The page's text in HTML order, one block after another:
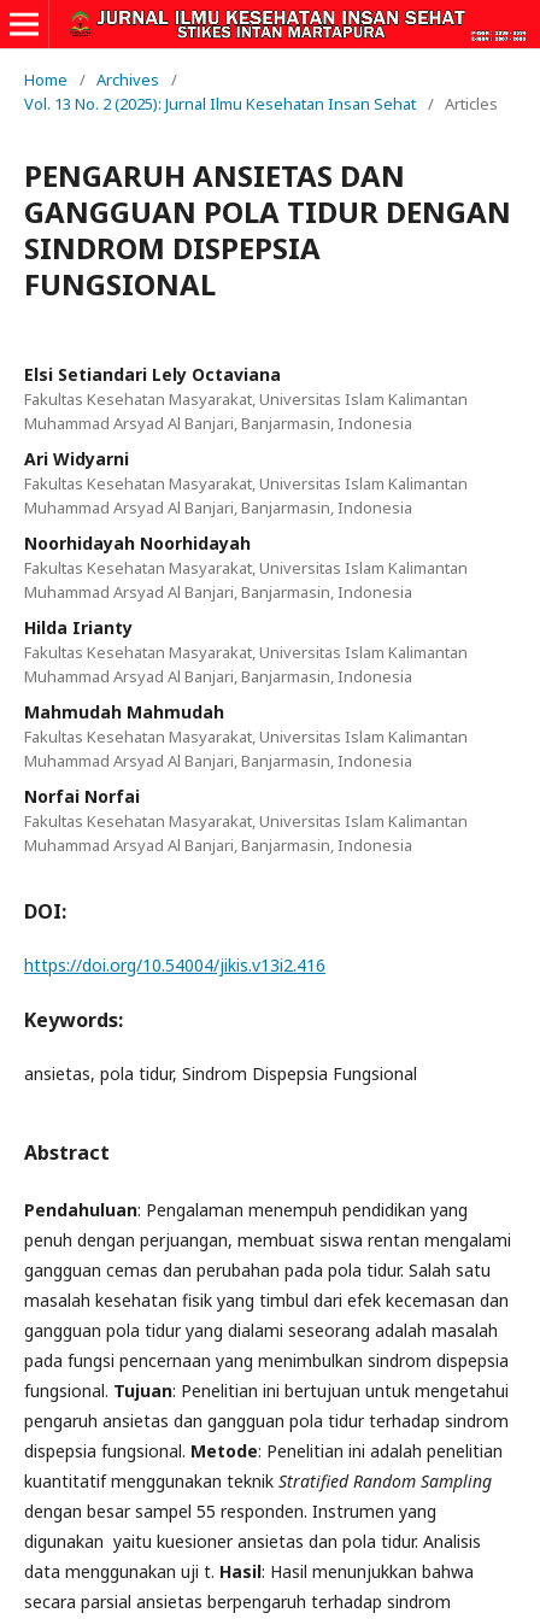
Home / Archives
/
Vol. 13 No. 2 (2025): Jurnal Ilmu Kesehatan Insan Sehat / Articles
PENGARUH ANSIETAS DAN
GANGGUAN POLA TIDUR DENGAN
SINDROM DISPEPSIA
FUNGSIONAL
Elsi Setiandari Lely Octaviana
Fakultas Kesehatan Masyarakat, Universitas Islam Kalimantan
Muhammad Arsyad Al Banjari, Banjarmasin, Indonesia
Ari Widyarni
Fakultas Kesehatan Masyarakat, Universitas Islam Kalimantan
Muhammad Arsyad Al Banjari, Banjarmasin, Indonesia
Noorhidayah Noorhidayah
Fakultas Kesehatan Masyarakat, Universitas Islam Kalimantan
Muhammad Arsyad Al Banjari, Banjarmasin, Indonesia
Hilda Irianty
Fakultas Kesehatan Masyarakat, Universitas Islam Kalimantan
Muhammad Arsyad Al Banjari, Banjarmasin, Indonesia
Mahmudah Mahmudah
Fakultas Kesehatan Masyarakat, Universitas Islam Kalimantan
Muhammad Arsyad Al Banjari, Banjarmasin, Indonesia
Norfai Norfai
Fakultas Kesehatan Masyarakat, Universitas Islam Kalimantan
Muhammad Arsyad Al Banjari, Banjarmasin, Indonesia
DOI:
https://doi.org/10.54004/jikis.v13i2.416
Keywords:
ansietas, pola tidur, Sindrom Dispepsia Fungsional
Abstract
Pendahuluan: Pengalaman menempuh pendidikan yang
penuh dengan perjuangan, membuat siswa rentan mengalami
gangguan cemas dan perubahan pada pola tidur. Salah satu
masalah kesehatan fisik yang timbul dari efek kecemasan dan
gangguan pola tidur yang dialami seseorang adalah masalah
pada fungsi pencernaan yang menimbulkan sindrom dispepsia
fungsional. Tujuan: Penelitian ini bertujuan untuk mengetahui
pengaruh ansietas dan gangguan pola tidur terhadap sindrom
dispepsia fungsional. Metode: Penelitian ini adalah penelitian
kuantitatif menggunakan teknik Stratified Random Sampling
dengan besar sampel 55 responden. Instrumen yang
digunakan yaitu kuesioner ansietas dan pola tidur. Analisis
data menggunakan uji t. Hasil: Hasil menunjukkan bahwa
secara parsial ansietas berpengaruh terhadap sindrom